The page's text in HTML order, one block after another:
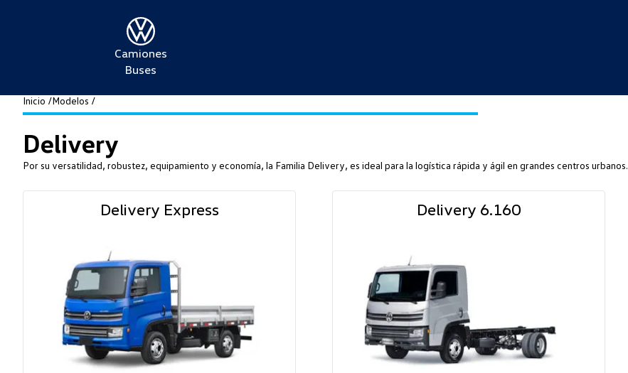
Camiones
Buses
Inicio /Modelos /
Delivery
Por su versatilidad, robustez, equipamiento y economía, la Familia Delivery, es ideal para la logística rápida y ágil en grandes centros urbanos.
Delivery Express Delivery 6.160